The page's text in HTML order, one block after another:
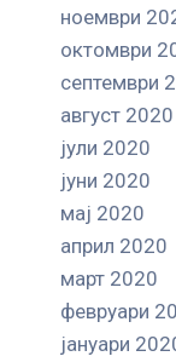
ноември
октомври
септември
август 2020
јули 2020
јуни 2020
мај 2020
април 2020
март 2020
февруари
јануари